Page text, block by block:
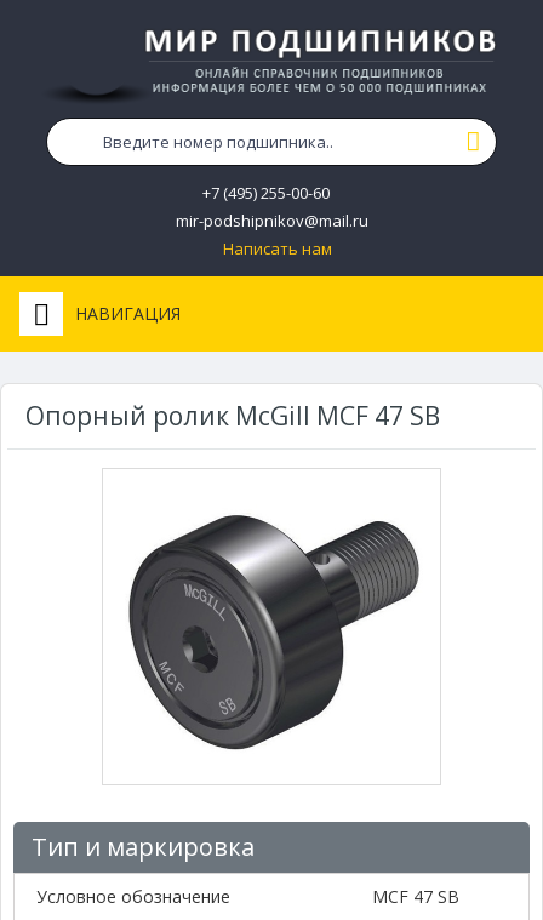
+7 (495) 255-00-60
mir-podshipnikov@mail.ru
Написать нам
НАВИГАЦИЯ
Опорный ролик McGill MCF 47 SB
Тип и маркировка
Условное обозначение MCF 47 SB